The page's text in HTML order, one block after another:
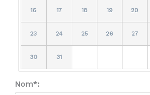
16 17 18 19 20
23 24 25 26 27
30 31
Nom*: